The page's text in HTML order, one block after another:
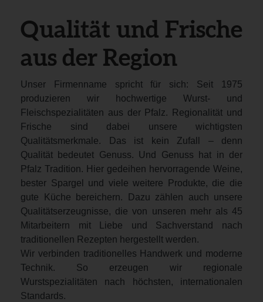
Qualität und Frische
aus der Region
Unser Firmenname spricht für sich: Seit 1975
produzieren wir hochwertige Wurst- und
Fleischspezialitäten aus der Pfalz. Regionalität und
Frische sind dabei unsere wichtigsten
Qualitätsmerkmale. Das ist kein Zufall – denn
Qualität bedeutet Genuss. Und Genuss hat in der
Pfalz Tradition. Hier gedeihen hervorragende Weine,
bester Spargel und viele weitere Produkte, die die
gute Küche bereichern. Dazu zählen auch unsere
Qualitätserzeugnisse, die von unseren mehr als 45
Mitarbeitern mit Liebe und Sachverstand nach
traditionellen Rezepten hergestellt werden.
Wir verbinden traditionelles Handwerk und moderne
Technik. So erzeugen wir regionale
Wurstspezialitäten nach höchsten, internationalen
Standards.